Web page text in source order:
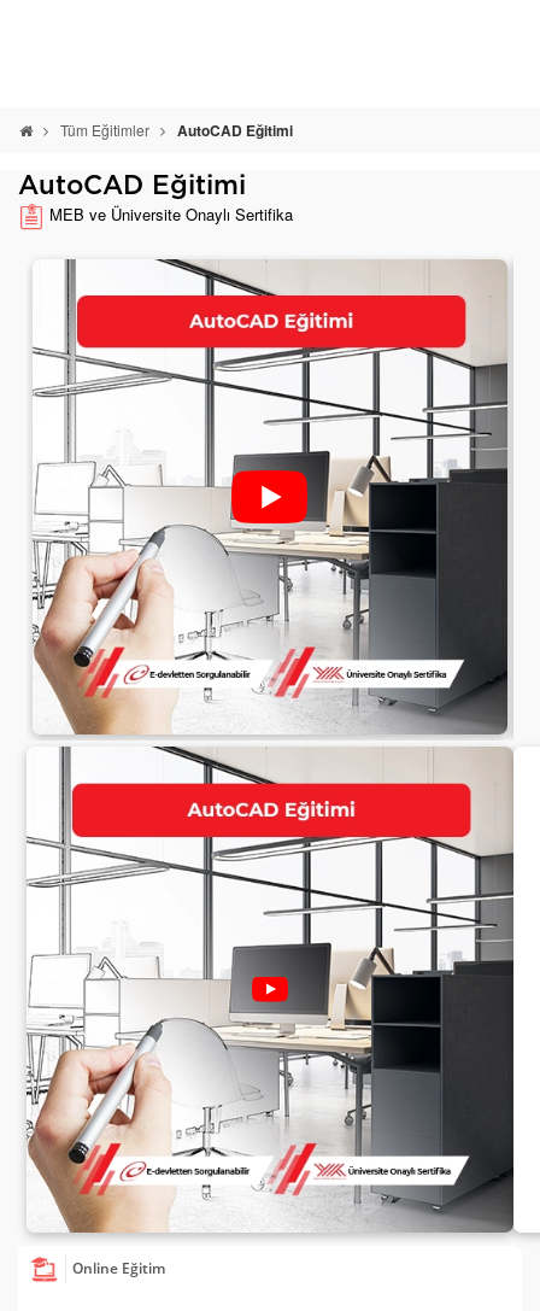
Tüm Eğitimler AutoCAD Eğitimi
AutoCAD Eğitimi
MEB ve Üniversite Onaylı Sertifika
Online Eğitim